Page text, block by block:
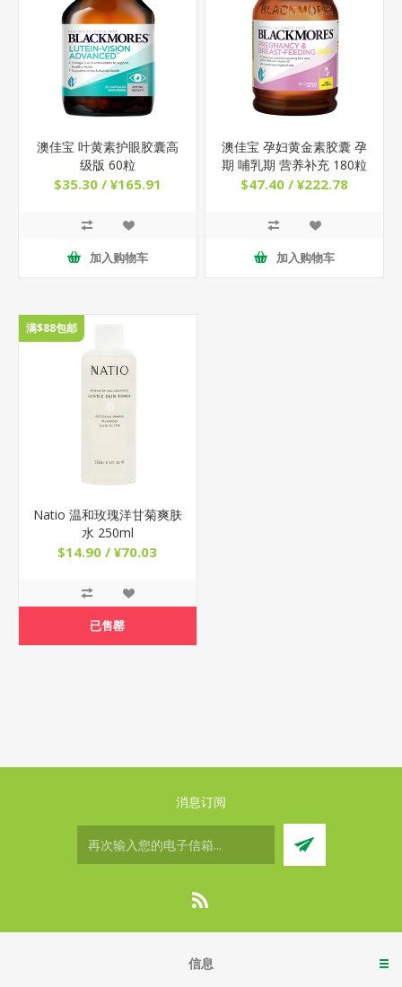
澳佳宝 叶黄素护眼胶囊高
级版 60粒
$35.30 / ¥165.91
加入购物车
澳佳宝 孕妇黄金素胶囊 孕
期 哺乳期 营养补充 180粒
$47.40 / ¥222.78
加入购物车
满$88包邮
Natio 温和玫瑰洋甘菊爽肤
水 250ml
$14.90 / ¥70.03
已售罄
消息订阅
信息